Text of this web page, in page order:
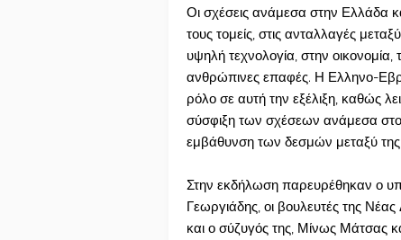
Οι σχέσεις ανάμεσα στην Ελλάδα
τους τομείς, στις ανταλλαγές
υψηλή τεχνολογία, στην οικονομία,
ανθρώπινες επαφές. Η Ελληνο-
ρόλο σε αυτή την εξέλιξη, καθώς
σύσφιξη των σχέσεων ανάμεσα στο
εμβάθυνση των δεσμών μεταξύ
Στην εκδήλωση παρευρέθηκαν ο
Γεωργιάδης, οι βουλευτές της
και ο σύζυγός της, Μίνως Μάτσας